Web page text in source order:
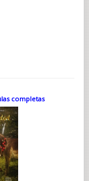
completas